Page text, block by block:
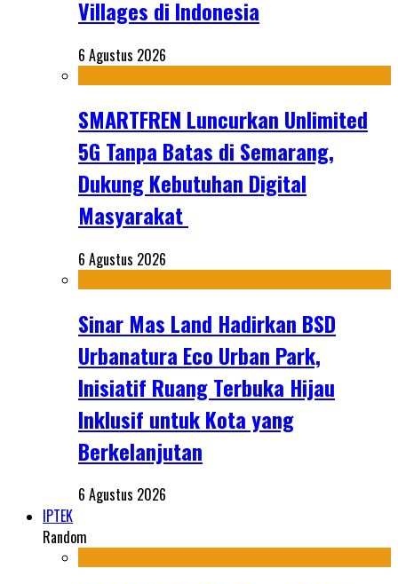
Villages di Indonesia
6 Agustus 2026
SMARTFREN Luncurkan Unlimited
5G Tanpa Batas di Semarang,
Dukung Kebutuhan Digital
Masyarakat
6 Agustus 2026
Sinar Mas Land Hadirkan BSD
Urbanatura Eco Urban Park,
Inisiatif Ruang Terbuka Hijau
Inklusif untuk Kota yang
Berkelanjutan
6 Agustus 2026
IPTEK
Random